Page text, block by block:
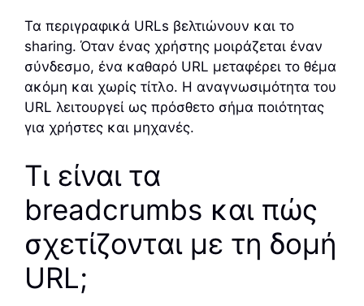
Τα περιγραφικά URLs βελτιώνουν και το
sharing. Όταν ένας χρήστης μοιράζεται έναν
σύνδεσμο, ένα καθαρό URL μεταφέρει το θέμα
ακόμη και χωρίς τίτλο. Η αναγνωσιμότητα του
URL λειτουργεί ως πρόσθετο σήμα ποιότητας
για χρήστες και μηχανές.
Τι είναι τα
breadcrumbs και πώς
σχετίζονται με τη δομή
URL;